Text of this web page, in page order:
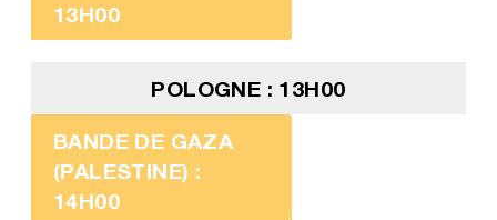
13H00
POLOGNE : 13H00
BANDE DE GAZA
(PALESTINE) :
14H00